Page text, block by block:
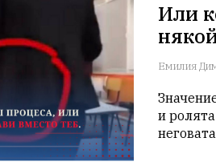
Или
Емилия
и